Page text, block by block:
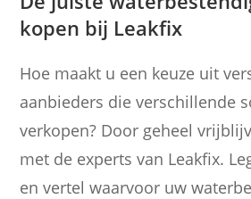
kopen bij Leakfix
Hoe maakt u een keuze uit
aanbieders die verschillende
verkopen? Door geheel
met de experts van Leakfix.
en vertel waarvoor uw